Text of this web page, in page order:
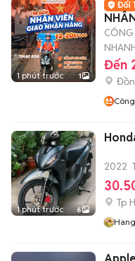
1 phút trước 1
Đến
1 phút trước 6
2022
Tp